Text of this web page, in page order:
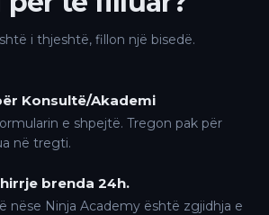
i thjeshtë, fillon një bisedë.
Konsultë/Akademi
e shpejtë. Tregon pak për
në tregti.
brenda 24h.
nëse Ninja Academy është zgjidhja e